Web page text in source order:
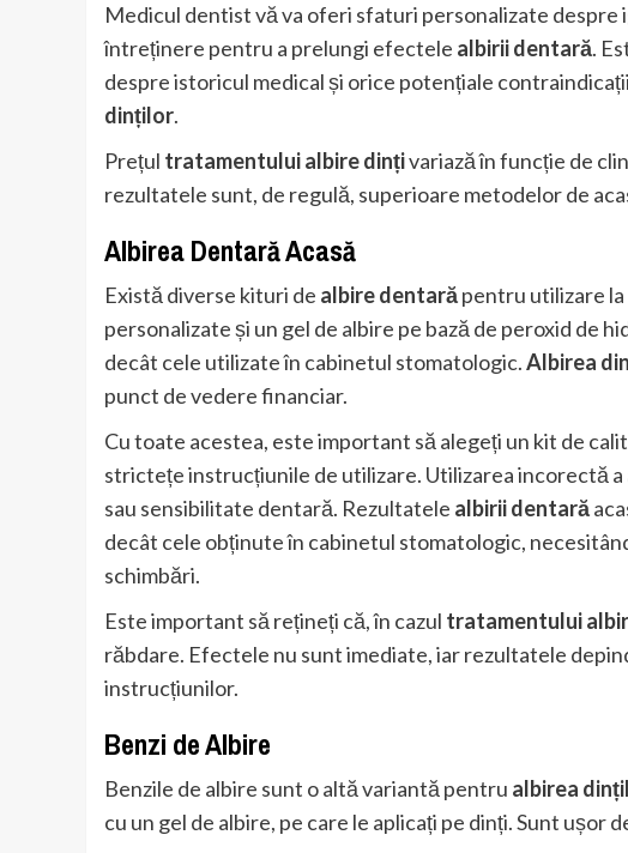
Medicul dentist vă va oferi sfaturi personalizate despre
întreținere pentru a prelungi efectele albirii dentară.
despre istoricul medical și orice potențiale
dinților.
Prețul tratamentului albire dințivariază în funcție de
rezultatele sunt, de regulă, superioare metodelor de
Albirea Dentară Acasă
Există diverse kituri de albire dentarăpentru utilizare
personalizate și un gel de albire pe bază de peroxid de
decât cele utilizate în cabinetul stomatologic.Albirea
punct de vedere financiar.
Cu toate acestea, este important să alegeți un kit de
strictețe instrucțiunile de utilizare. Utilizarea incorectă
sau sensibilitate dentară. Rezultatele albirii dentară
decât cele obținute în cabinetul stomatologic,
schimbări.
Este important să rețineți că, în cazul tratamentului
răbdare. Efectele nu sunt imediate, iar rezultatele
instrucțiunilor.
Benzi de Albire
Benzile de albire sunt o altă variantă pentru albirea
cu un gel de albire, pe care le aplicați pe dinți. Sunt ușor